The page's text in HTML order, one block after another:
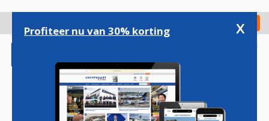
gaan
Check in
Profiteer nu van 30% korting x